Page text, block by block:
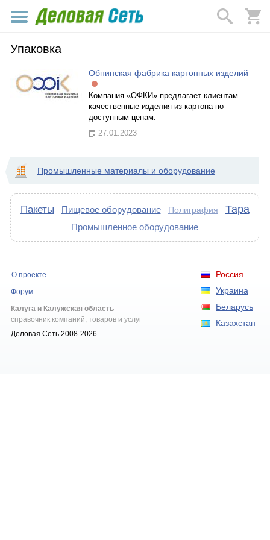
Упаковка
Обнинская фабрика картонных изделий
Компания «ОФКИ» предлагает клиентам
качественные изделия из картона по
доступным ценам.
27.01.2023
Промышленные материалы и оборудование
Пакеты Пищевое оборудование Полиграфия Тара
Промышленное оборудование
Россия
Украина
Беларусь
Казахстан
О проекте
Форум
Калуга и Калужская область
справочник компаний, товаров и услуг
Деловая Сеть 2008-2026